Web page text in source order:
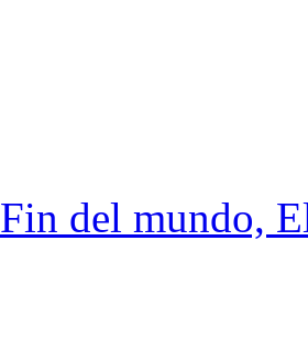
Fin del mundo,